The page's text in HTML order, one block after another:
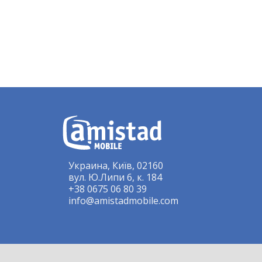
Украина, Київ, 02160
вул. Ю.Липи 6, к. 184
+38 0675 06 80 39
info@amistadmobile.com